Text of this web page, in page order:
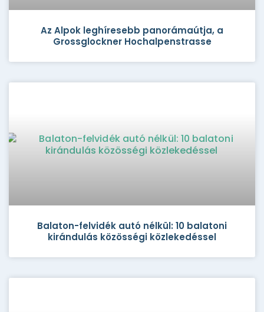
Az Alpok leghíresebb panorámaútja, a
Grossglockner Hochalpenstrasse
Balaton-felvidék autó nélkül: 10 balatoni
kirándulás közösségi közlekedéssel